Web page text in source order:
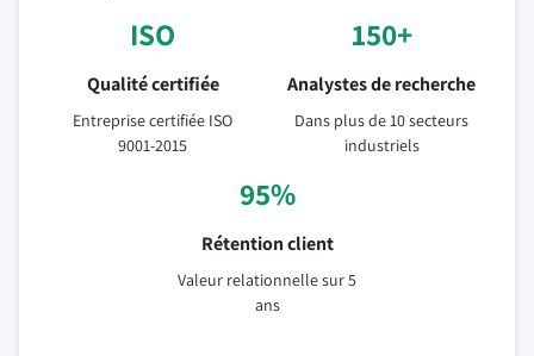
ISO
Qualité certifiée
Entreprise certifiée ISO
9001-2015
150+
Analystes de recherche
Dans plus de 10 secteurs
industriels
95%
Rétention client
Valeur relationnelle sur 5
ans